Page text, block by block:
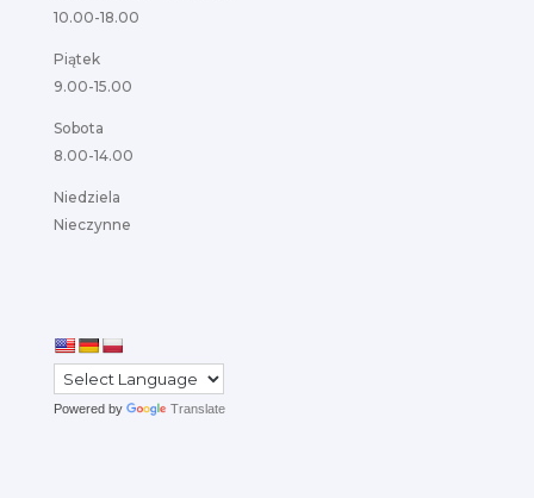
10.00-18.00
Piątek
9.00-15.00
Sobota
8.00-14.00
Niedziela
Nieczynne
Powered by Translate